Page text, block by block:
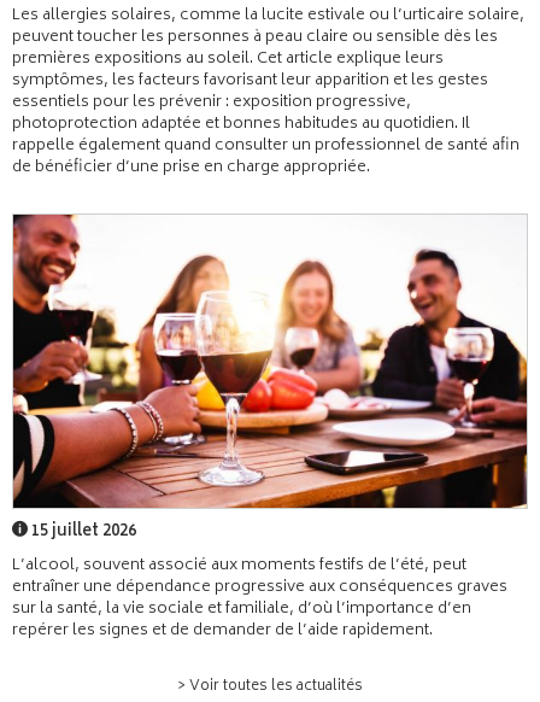
Les allergies solaires, comme la lucite estivale ou l’urticaire solaire,
peuvent toucher les personnes à peau claire ou sensible dès les
premières expositions au soleil. Cet article explique leurs
symptômes, les facteurs favorisant leur apparition et les gestes
essentiels pour les prévenir : exposition progressive,
photoprotection adaptée et bonnes habitudes au quotidien. Il
rappelle également quand consulter un professionnel de santé afin
de bénéficier d’une prise en charge appropriée.
15 juillet 2026
L’alcool, souvent associé aux moments festifs de l’été, peut
entraîner une dépendance progressive aux conséquences graves
sur la santé, la vie sociale et familiale, d’où l’importance d’en
repérer les signes et de demander de l’aide rapidement.
> Voir toutes les actualités